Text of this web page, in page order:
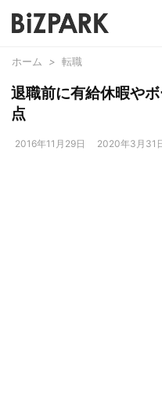
ホーム > 転職
退職前に有給休暇や
点
2016年11月29日 2020年3月31